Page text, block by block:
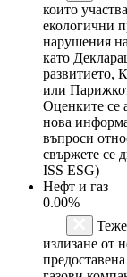
които
екологични
нарушения
като
развитието,
или
Оценките се
нова
въпроси
свържете се
ISS ESG)
Нефт и газ
0.00%
излизане от